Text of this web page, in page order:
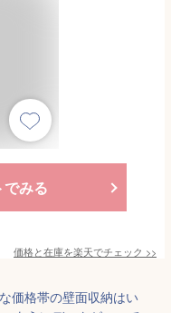
でみる
価格と在庫を楽天でチェック >>
価格帯の壁面収納はい